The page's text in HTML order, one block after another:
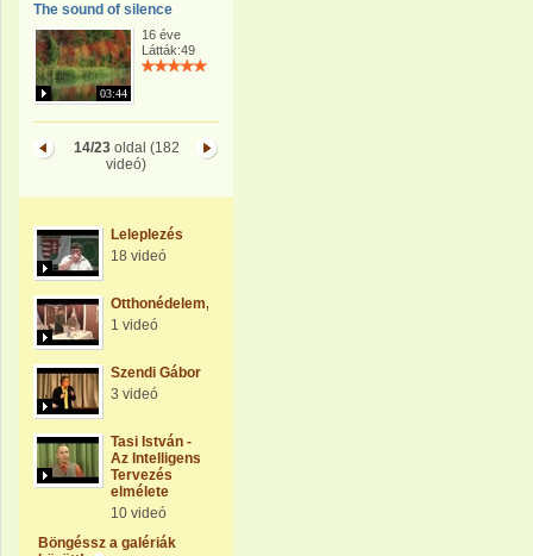
The sound of silence
03:44
16 éve
Látták:49
14/23oldal (182
videó)
Leleplezés
18 videó
Otthonédelem,Földvédelem
1 videó
Szendi Gábor
3 videó
Tasi István -
Az Intelligens
Tervezés
elmélete
10 videó
Böngéssz a galériák